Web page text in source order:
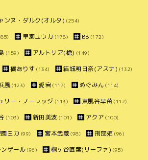
ンヌ・ダルク(オルタ) (254)
早瀬ユウカ (178) BB (172)
(159) アルトリア(槍) (149)
橘ありす (134) 結城明日奈(アスナ) (132)
風 (123) 愛宕 (117) めぐみん (114)
リー・ノーレッジ (113) 東風谷早苗 (112)
(103) 新田美波 (101) アクア (100)
ミカ (99) 宮本武蔵 (98) 刑部姫 (96)
ゲール (96) 桐ヶ谷直葉(リーファ) (95)